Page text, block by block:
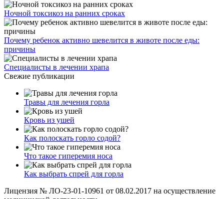
Ночной токсикоз на ранних сроках
Почему ребенок активно шевелится в животе после еды:
причины
Специалисты в лечении храпа
Свежие публикации
Травы для лечения горла
Кровь из ушей
Как полоскать горло содой?
Что такое гиперемия носа
Как выбрать спрей для горла
Лицензия № ЛО-23-01-10961 от 08.02.2017 на осуществление